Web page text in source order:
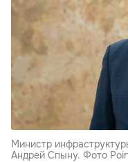
Министр
Андрей Спыну. Фото